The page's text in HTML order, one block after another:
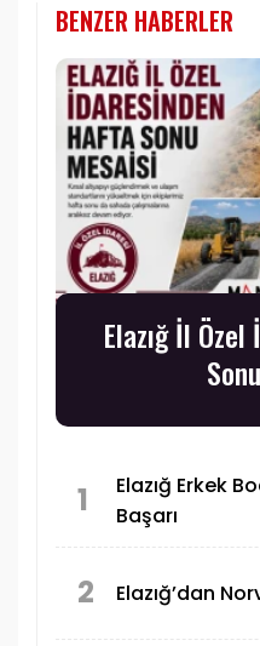
BENZER HABERLER
Elazığ İl
1
Elazığ Erkek
Başarı
2 Elazığ’dan